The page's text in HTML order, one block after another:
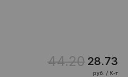
44.20 28.73
руб. / К-т